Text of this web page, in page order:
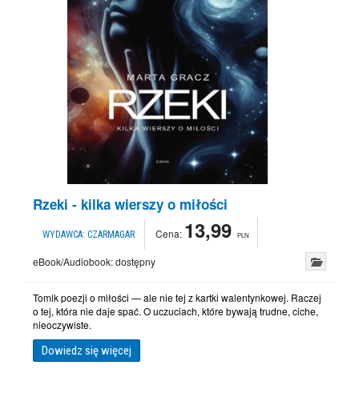
Rzeki - kilka wierszy o miłości
WYDAWCA: CZARMAGAR Cena: 13,99 PLN
eBook/Audiobook:dostępny
Tomik poezji o miłości — ale nie tej z kartki walentynkowej. Raczej
o tej, która nie daje spać. O uczuciach, które bywają trudne, ciche,
nieoczywiste.
Dowiedz się więcej